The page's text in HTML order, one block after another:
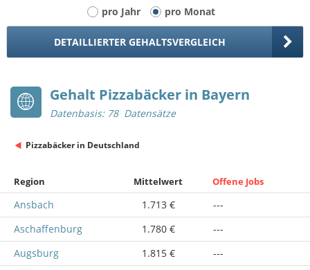
pro Jahr pro Monat
DETAILLIERTER GEHALTSVERGLEICH
Gehalt Pizzabäcker in Bayern
Datenbasis: 78 Datensätze
Pizzabäcker in Deutschland
Region Mittelwert Offene Jobs
Ansbach 1.713 €
---
Aschaffenburg
1.780 €
---
Augsburg
1.815 €
---